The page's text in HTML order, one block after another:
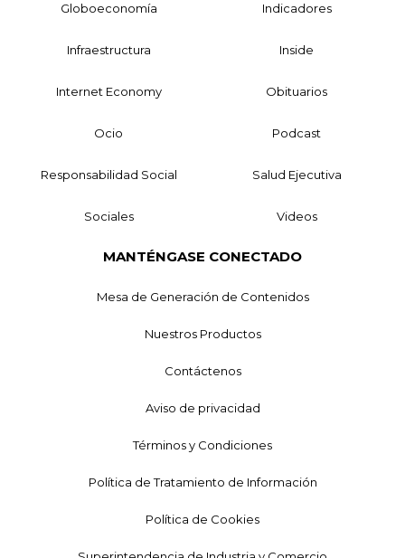
Globoeconomía Indicadores
Infraestructura Inside
Internet Economy Obituarios
Ocio Podcast
Responsabilidad Social Salud Ejecutiva
Sociales Videos
MANTÉNGASE CONECTADO
Mesa de Generación de Contenidos
Nuestros Productos
Contáctenos
Aviso de privacidad
Términos y Condiciones
Política de Tratamiento de Información
Política de Cookies